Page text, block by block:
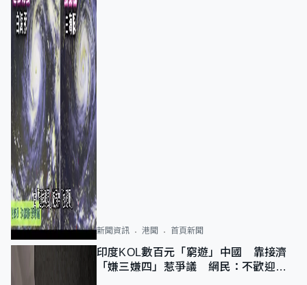
新聞資訊 港聞 首頁新聞
印度KOL數百元「窮遊」中國 靠接濟
「嫌三嫌四」惹爭議 網民：不歡迎劣